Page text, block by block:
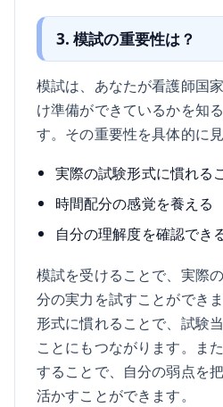
3. 模試の重要性は？
模試は、あなたが看護師国
け準備ができているかを知
す。その重要性を具体的に
実際の試験形式に慣れる
時間配分の感覚を養える
自分の理解度を確認でき
模試を受けることで、実際
分の実力を試すことができ
形式に慣れることで、試験
ことにもつながります。ま
することで、自分の弱点を
活かすことができます。